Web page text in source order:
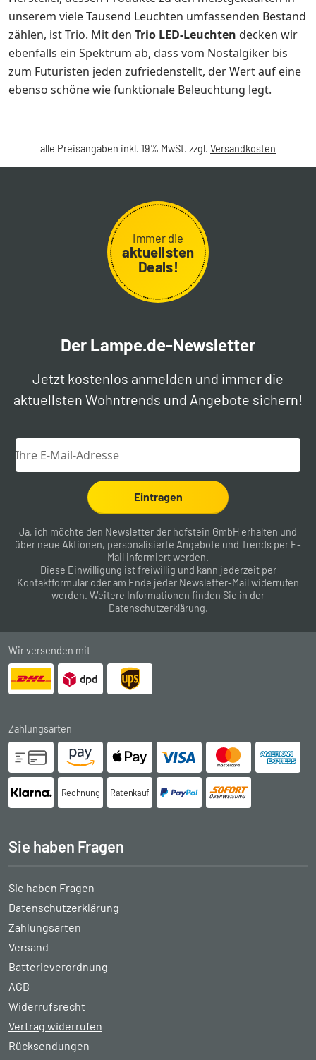
unserem viele Tausend Leuchten umfassenden Bestand
zählen, ist Trio. Mit den Trio LED-Leuchten decken wir
ebenfalls ein Spektrum ab, dass vom Nostalgiker bis
zum Futuristen jeden zufriedenstellt, der Wert auf eine
ebenso schöne wie funktionale Beleuchtung legt.
alle Preisangaben inkl. 19% MwSt. zzgl. Versandkosten
Immer die
aktuellsten
Deals!
Der Lampe.de-Newsletter
Jetzt kostenlos anmelden und immer die
aktuellsten Wohntrends und Angebote sichern!
Eintragen
Ja, ich möchte den Newsletter der hofstein GmbH erhalten und
über neue Aktionen, personalisierte Angebote und Trends per E-
Mail informiert werden.
Diese Einwilligung ist freiwillig und kann jederzeit per
Kontaktformular oder am Ende jeder Newsletter-Mail widerrufen
werden. Weitere Informationen finden Sie in der
Datenschutzerklärung.
Wir versenden mit
Zahlungsarten
Rechnung Ratenkauf
Sie haben Fragen
Sie haben Fragen
Datenschutzerklärung
Zahlungsarten
Versand
Batterieverordnung
AGB
Widerrufsrecht
Vertrag widerrufen
Rücksendungen